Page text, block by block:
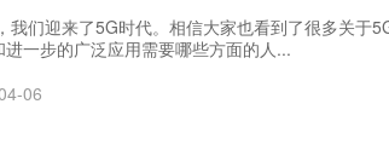
我们迎来了5G时代。相信大家也看到了很多关于
进一步的广泛应用需要哪些方面的人...
06